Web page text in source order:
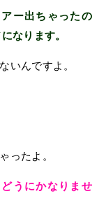
ー出ちゃったの
なります。
いんですよ。
ったよ。
うにかなりませ